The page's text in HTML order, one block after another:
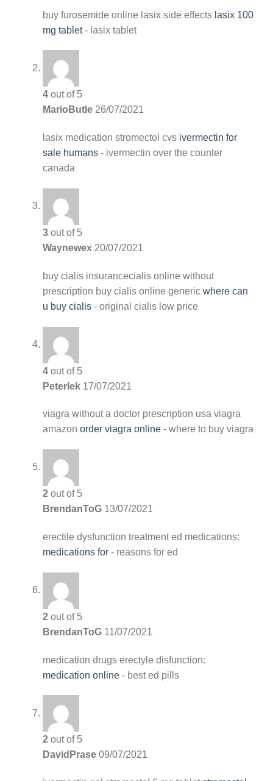
buy furosemide online lasix side effects lasix 100
mg tablet- lasix tablet
4 out of 5
MarioButle 26/07/2021
lasix medication stromectol cvs ivermectin for
sale humans - ivermectin over the counter
canada
3 out of 5
Waynewex 20/07/2021
buy cialis insurancecialis online without
prescription buy cialis online generic where can
u buy cialis - original cialis low price
4 out of 5
Peterlek 17/07/2021
viagra without a doctor prescription usa viagra
amazon order viagra online - where to buy viagra
2 out of 5
BrendanToG 13/07/2021
erectile dysfunction treatmented medications:
medications for - reasons for ed
2 out of 5
BrendanToG 11/07/2021
medication drugs erectyle disfunction:
medication online - best ed pills
2 out of 5
DavidPrase 09/07/2021